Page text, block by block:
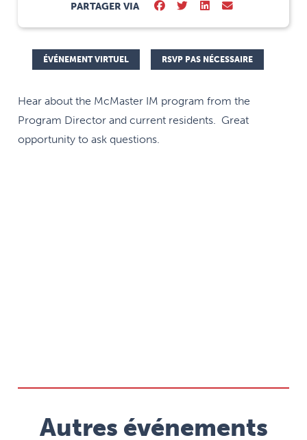
PARTAGER VIA
ÉVÉNEMENT VIRTUEL RSVP PAS NÉCESSAIRE
Hear about the McMaster IM program from the
Program Director and current residents. Great
opportunity to ask questions.
Autres événements